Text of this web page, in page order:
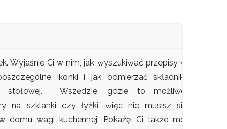
Wyjaśnię Ci w nim, jak wyszukiwać przepisy w
ikonki i jak odmierzać składniki,
stołowej. Wszędzie, gdzie to możliwe,
na szklanki czy łyżki, więc nie musisz się
domu wagi kuchennej. Pokażę Ci także mój